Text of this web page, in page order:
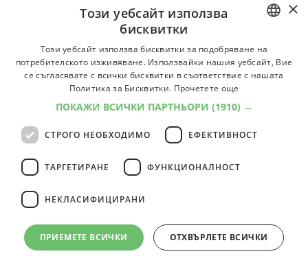
възпитание и спорт
Съвременният спорт е многостранно обществено
явление и сфера на човешката дейност, която се
характеризира със специализирана система от
Университети:6Специалности: 19
професии
BULGARIAN
ENGLISH
×
Този уебсайт използва
бисквитки
Този уебсайт използва бисквитки за подобряване на
потребителското изживяване. Използвайки нашия уебсайт, Вие
се съгласявате с всички бисквитки в съответствие с нашата
Политика за Бисквитки. Прочетете още
ПОКАЖИ ВСИЧКИ ПАРТНЬОРИ (1910) →
СТРОГО НЕОБХОДИМО ЕФЕКТИВНОСТ
ТАРГЕТИРАНЕ ФУНКЦИОНАЛНОСТ
НЕКЛАСИФИЦИРАНИ
ПРИЕМЕТЕ ВСИЧКИ ОТХВЪРЛЕТЕ ВСИЧКИ